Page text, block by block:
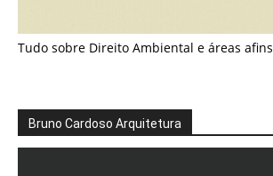
Tudo sobre Direito Ambiental e áreas afins
Bruno Cardoso Arquitetura